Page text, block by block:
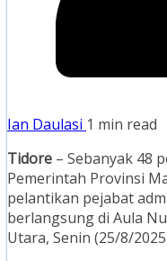
Ian Daulasi 1 min read
Tidore – Sebanyak 48
Pemerintah Provinsi
pelantikan pejabat
berlangsung di Aula
Utara, Senin (25/8/